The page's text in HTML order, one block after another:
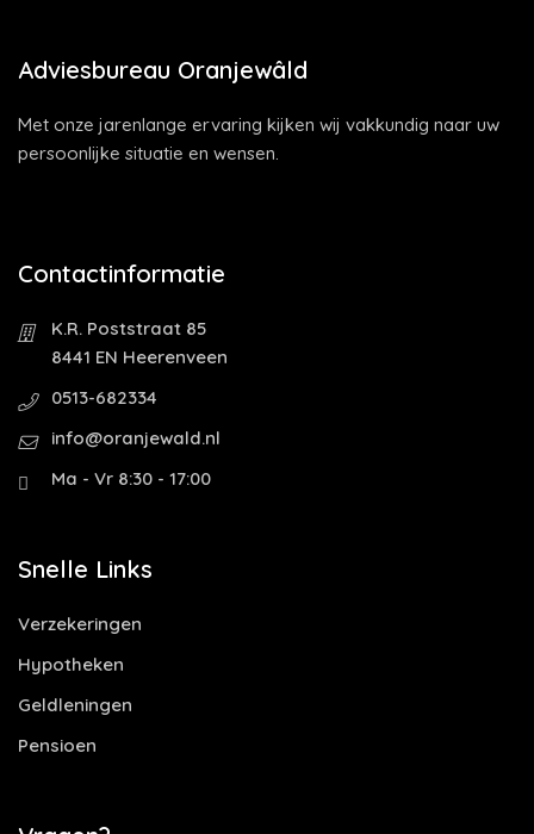
Adviesbureau Oranjewâld
Met onze jarenlange ervaring kijken wij vakkundig naar uw
persoonlijke situatie en wensen.
Contactinformatie
K.R. Poststraat 85
8441 EN Heerenveen
0513-682334
info@oranjewald.nl
Ma - Vr 8:30 - 17:00
Snelle Links
Verzekeringen
Hypotheken
Geldleningen
Pensioen